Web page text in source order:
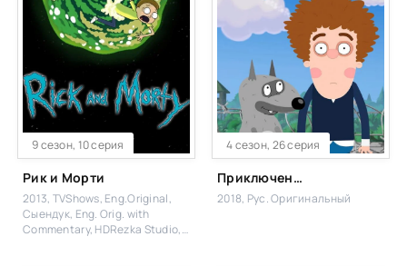
9 сезон, 10 серия
Рик и Морти
2013, TVShows, Eng.Original,
Сыендук, Eng. Orig. with
Commentary, HDRezka Studio,
4 сезон, 26 серия
Приключения Пети и Волка
2018, Рус. Оригинальный